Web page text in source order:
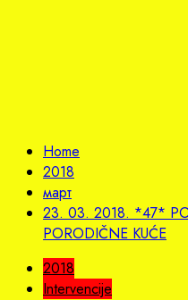
Home
2018
март
23. 03. 2018. *47*
PORODIČNE KUĆE
2018
Intervencije